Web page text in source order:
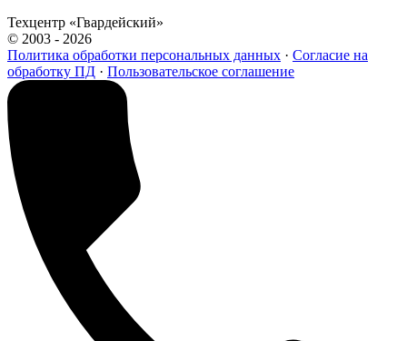
Техцентр «Гвардейский»
© 2003 - 2026
Политика обработки персональных данных · Согласие на
обработку ПД · Пользовательское соглашение